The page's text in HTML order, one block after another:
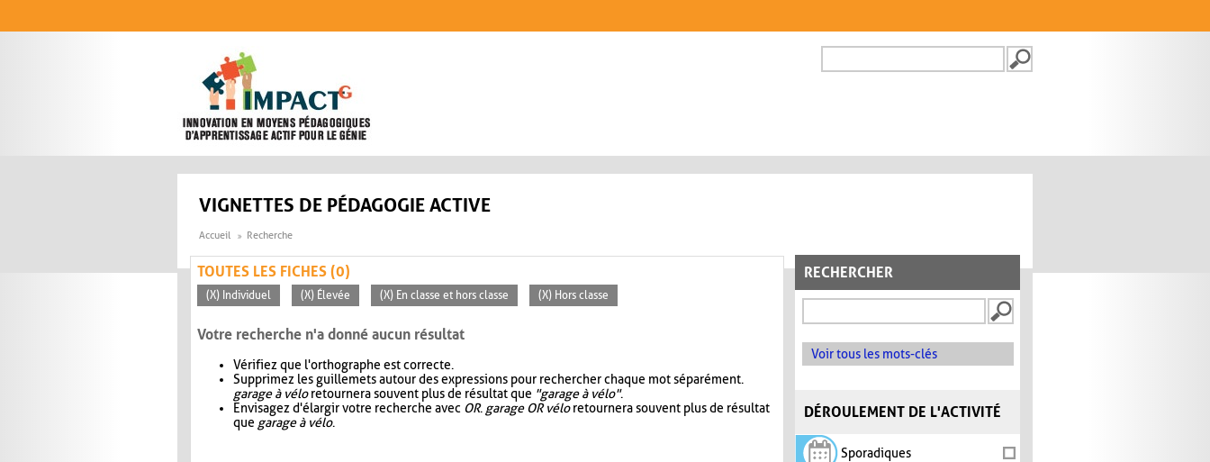
FORMULAIRE DE
VIGNETTES DE PÉDAGOGIE ACTIVE
Accueil Recherche
RECHERCHER
Voir tous les mots-clés
DÉROULEMENT DE L'ACTIVITÉ
Sporadiques
TOUTES LES FICHES (0)
(X) Individuel (X) Élevée (X) En classe et hors classe (X) Hors classe
Votre recherche n'a donné aucun résultat
Vérifiez que l'orthographe est correcte.
Supprimez les guillemets autour des expressions pour rechercher chaque mot séparément.
garage à véloretournera souvent plus de résultat que "garage à vélo".
Envisagez d'élargir votre recherche avec OR. garage OR véloretournera souvent plus de résultat
que garage à vélo.